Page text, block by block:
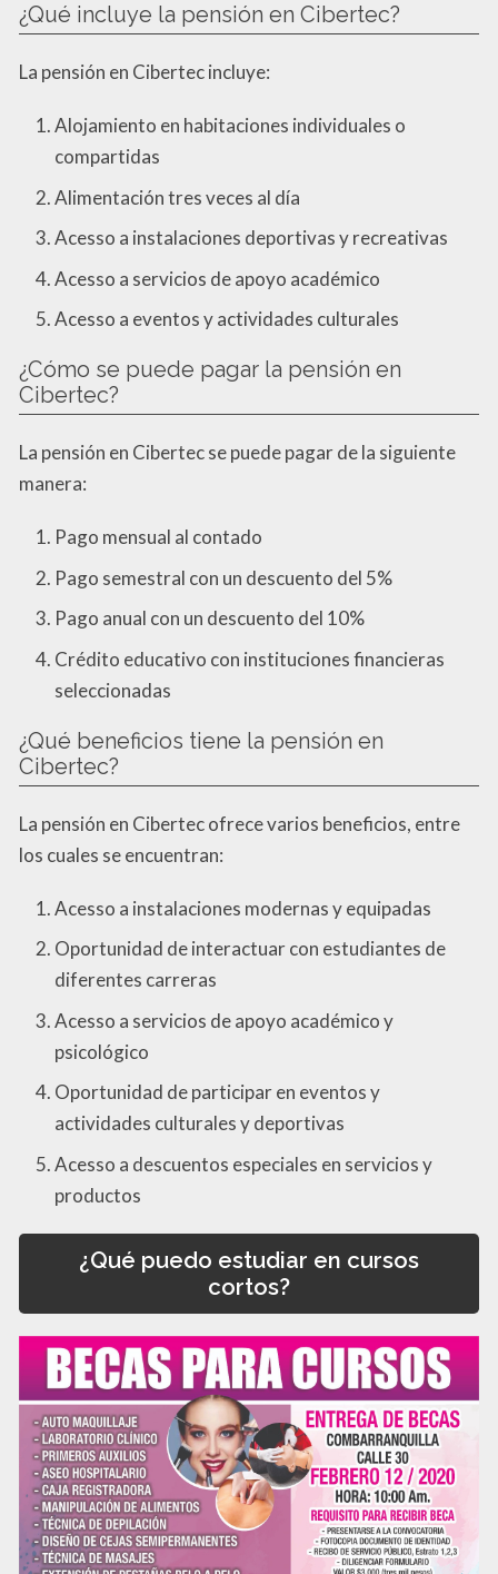
¿Qué incluye la pensión en Cibertec?
La pensión en Cibertec incluye:
Alojamiento en habitaciones individuales o
compartidas
Alimentación tres veces al día
Acesso a instalaciones deportivas y recreativas
Acesso a servicios de apoyo académico
Acesso a eventos y actividades culturales
¿Cómo se puede pagar la pensión en
Cibertec?
La pensión en Cibertec se puede pagar de la siguiente
manera:
Pago mensual al contado
Pago semestral con un descuento del 5%
Pago anual con un descuento del 10%
Crédito educativo con instituciones financieras
seleccionadas
¿Qué beneficios tiene la pensión en
Cibertec?
La pensión en Cibertec ofrece varios beneficios, entre
los cuales se encuentran:
Acesso a instalaciones modernas y equipadas
Oportunidad de interactuar con estudiantes de
diferentes carreras
Acesso a servicios de apoyo académico y
psicológico
Oportunidad de participar en eventos y
actividades culturales y deportivas
Acesso a descuentos especiales en servicios y
productos
¿Qué puedo estudiar en cursos
cortos?